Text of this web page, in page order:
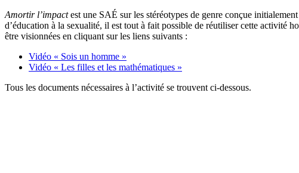
Amortir l’impactest une SAÉ sur les stéréotypes de genre conçue
d’éducation à la sexualité, il est tout à fait possible de réutiliser cette activité
être visionnées en cliquant sur les liens suivants :
Vidéo « Sois un homme »
Vidéo « Les filles et les mathématiques »
Tous les documents nécessaires à l’activité se trouvent ci-dessous.